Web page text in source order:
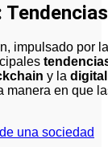
impulsado por
y la
manera en que
una sociedad